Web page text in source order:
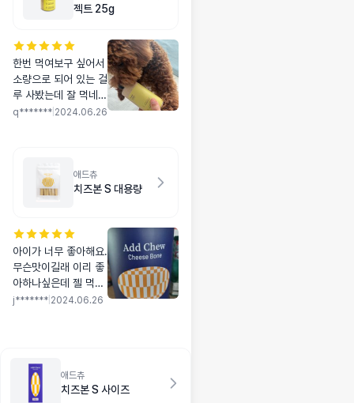
젝트 25g
한번 먹여보구 싶어서
소량으로 되어 있는 걸
루 사봤는데 잘 먹네
욤!! 적어서 하루 하나
q******* 2024.06.26
애드츄
치즈본 S 대용량
아이가 너무 좋아해요.
무슨맛이길래 이리 좋
아하나싶은데 젤 먹으
니 이번엔 대용량으로
j******* 2024.06.26
애드츄
치즈본 S 사이즈